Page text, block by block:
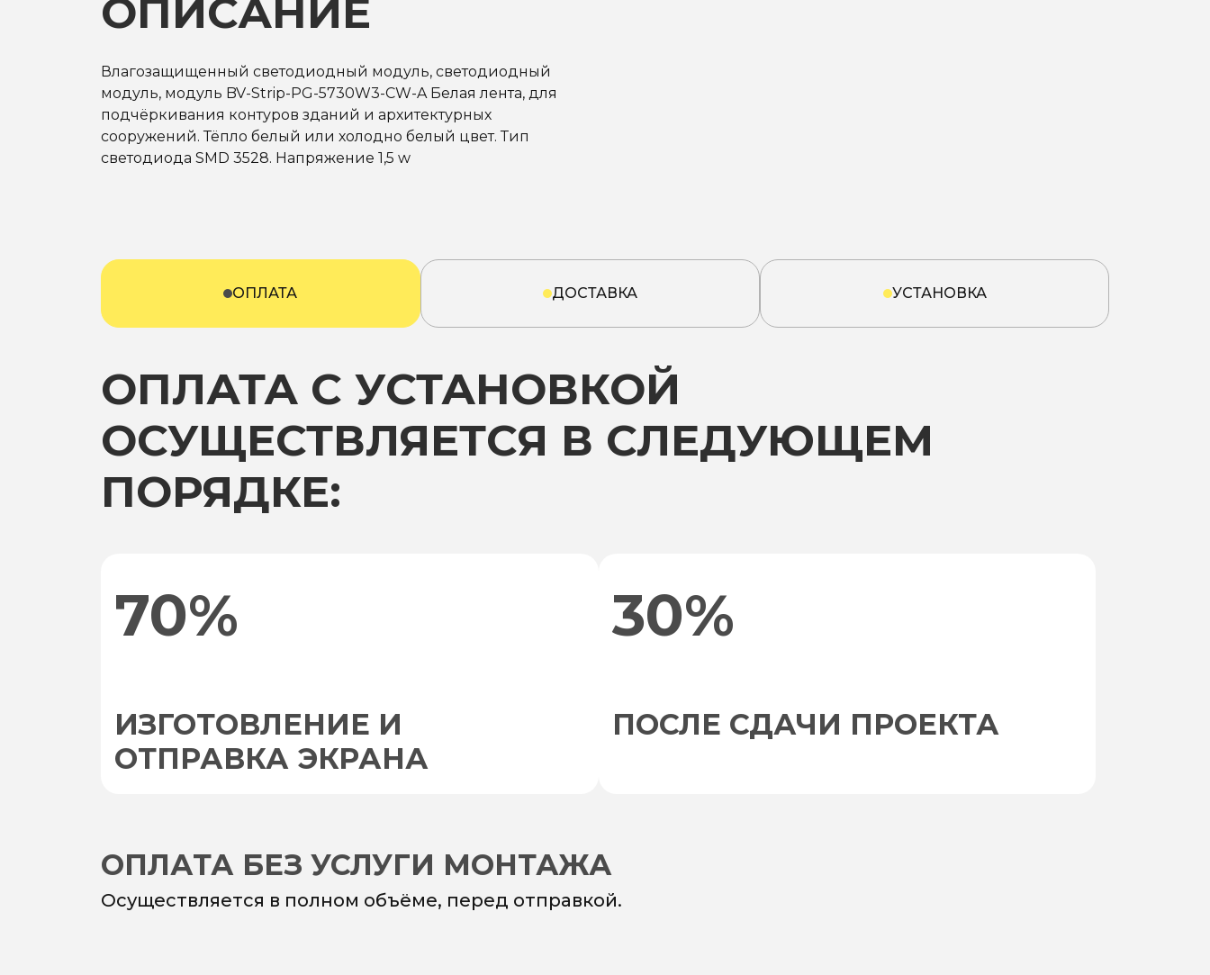
ОПИСАНИЕ
Влагозащищенный светодиодный модуль, светодиодный
модуль, модуль BV-Strip-PG-5730W3-CW-A Белая лента, для
подчёркивания контуров зданий и архитектурных
сооружений. Тёпло белый или холодно белый цвет. Тип
светодиода SMD 3528. Напряжение 1,5 w
ОПЛАТА ДОСТАВКА УСТАНОВКА
ОПЛАТА С УСТАНОВКОЙ
ОСУЩЕСТВЛЯЕТСЯ В СЛЕДУЮЩЕМ
ПОРЯДКЕ:
70%
ИЗГОТОВЛЕНИЕ И
ОТПРАВКА ЭКРАНА
30%
ПОСЛЕ СДАЧИ ПРОЕКТА
ОПЛАТА БЕЗ УСЛУГИ МОНТАЖА
Осуществляется в полном объёме, перед отправкой.